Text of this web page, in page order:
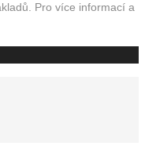
Pro více informací a